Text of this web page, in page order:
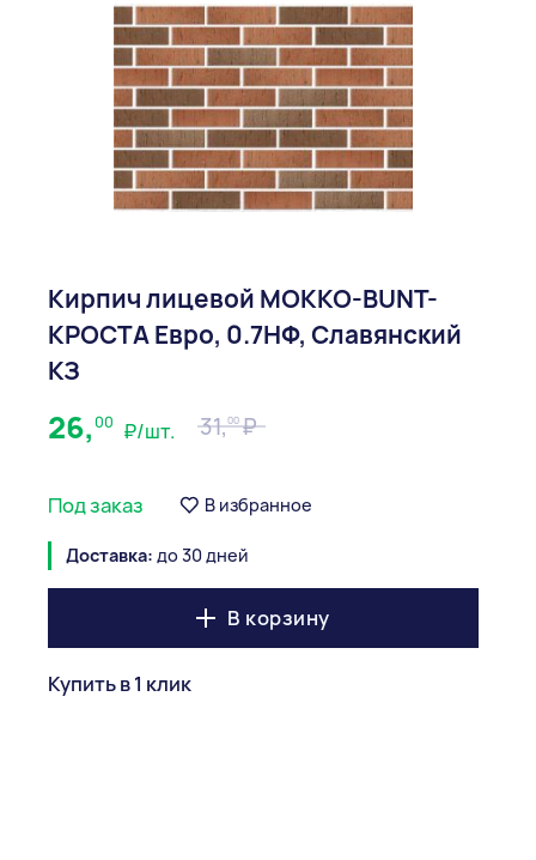
Кирпич лицевой МОККО-BUNT-
КРОСТА Евро, 0.7НФ, Славянский
КЗ
26,00 ₽/шт. 31,00
Под заказ В избранное
Доставка: до 30 дней
В корзину
Купить в 1 клик